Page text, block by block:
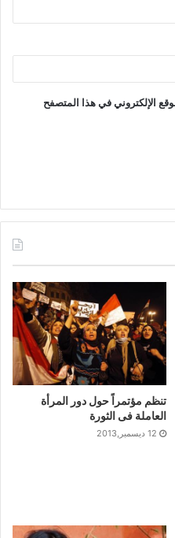
ضد المرأة فى البلدان
نظام الإحالة الموجود
الإلكتروني في هذا المتصفح
تنظم مؤتمراً حول دور المرأة
العاملة فى الثورة
12 ديسمبر,2013